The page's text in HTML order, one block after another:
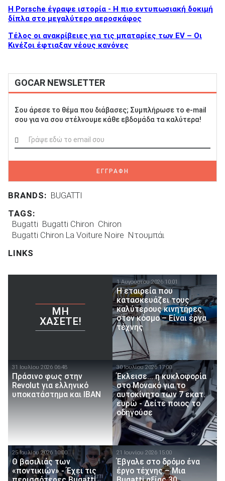
H Porsche έγραψε ιστορία - H πιο εντυπωσιακή δοκιμή
δίπλα στο μεγαλύτερο αεροσκάφος
Τέλος οι ανακρίβειες για τις μπαταρίες των EV – Οι
Κινέζοι έφτιαξαν νέους κανόνες
GOCAR NEWSLETTER
Σου άρεσε το θέμα που διάβασες; Συμπλήρωσε το e-mail
σου για να σου στέλνουμε κάθε εβδομάδα τα καλύτερα!
ΕΓΓΡΑΦΗ
BRANDS: BUGATTI
TAGS:
Bugatti Bugatti Chiron Chiron
Bugatti Chiron La Voiture Noire Ντουμπάι
LINKS
ΜΗ
ΧΆΣΕΤΕ!
1 Αυγούστου 2026 10:01
Η εταιρεία που
κατασκευάζει τους
καλύτερους κινητήρες
στον κόσμο – Είναι έργα
τέχνης
31 Ιουλίου 2026 06:48
Πράσινο φως στην
Revolut για ελληνικό
υποκατάστημα και IBAN
30 Ιουλίου 2026 17:00
Έκλεισε... η κυκλοφορία
στο Μονακό για το
αυτοκίνητο των 7 εκατ.
ευρώ - Δείτε ποιος το
οδηγούσε
25 Ιουλίου 2026 10:00
Ο βασιλιάς των
«ποντικιών» - Έχει τις
21 Ιουνίου 2026 15:00
Έβγαλε στο δρόμο ένα
έργο τέχνης – Μια